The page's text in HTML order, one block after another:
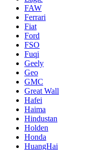
FAW
Ferrari
Fiat
Ford
FSO
Fuqi
Geely
Geo
GMC
Great Wall
Hafei
Haima
Hindustan
Holden
Honda
HuangHai